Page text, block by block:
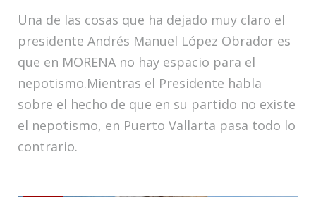
Una de las cosas que ha dejado muy claro el
presidente Andrés Manuel López Obrador es
que en MORENA no hay espacio para el
nepotismo.Mientras el Presidente habla
sobre el hecho de que en su partido no existe
el nepotismo, en Puerto Vallarta pasa todo lo
contrario.